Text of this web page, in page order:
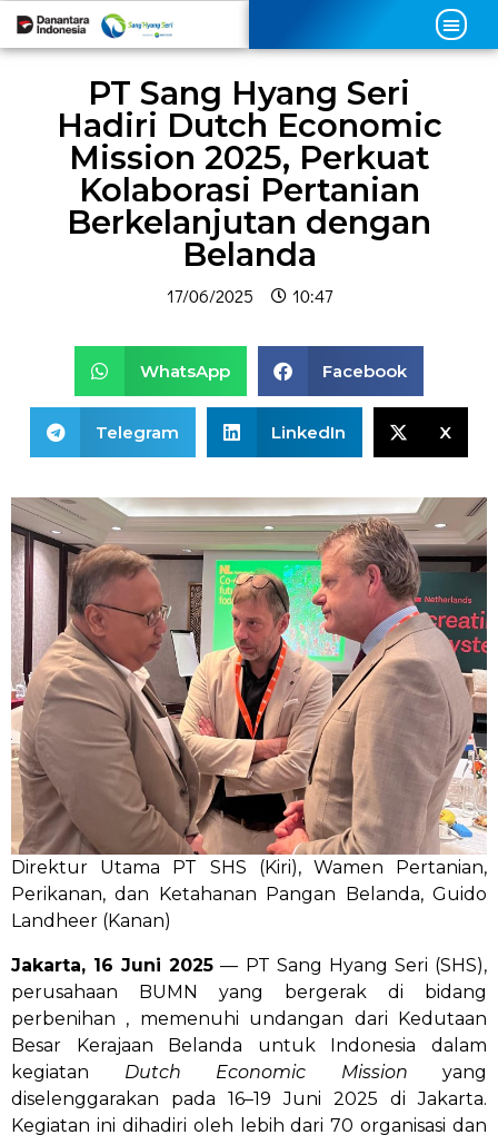
PT Sang Hyang Seri
Hadiri Dutch Economic
Mission 2025, Perkuat
Kolaborasi Pertanian
Berkelanjutan dengan
Belanda
17/06/2025 10:47
WhatsApp Facebook
Telegram LinkedIn X
Direktur Utama PT SHS (Kiri), Wamen Pertanian,
Perikanan, dan Ketahanan Pangan Belanda, Guido
Landheer (Kanan)
Jakarta, 16 Juni 2025 — PT Sang Hyang Seri (SHS),
perusahaan BUMN yang bergerak di bidang
perbenihan , memenuhi undangan dari Kedutaan
Besar Kerajaan Belanda untuk Indonesia dalam
kegiatan Dutch Economic Mission yang
diselenggarakan pada 16–19 Juni 2025 di Jakarta.
Kegiatan ini dihadiri oleh lebih dari 70 organisasi dan